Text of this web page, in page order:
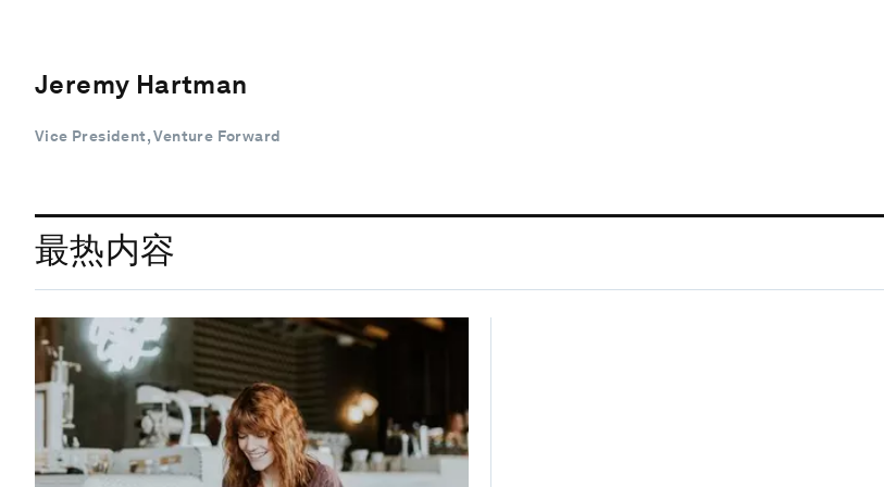
Jeremy Hartman
Vice President, Venture Forward
最热内容